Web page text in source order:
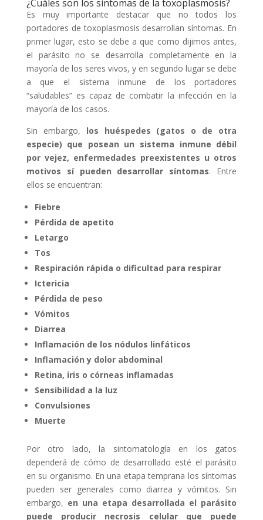
¿Cuáles son los síntomas de la toxoplasmosis?
Es muy importante destacar que no todos los
portadores de toxoplasmosis desarrollan síntomas. En
primer lugar, esto se debe a que como dijimos antes,
el parásito no se desarrolla completamente en la
mayoría de los seres vivos, y en segundo lugar se debe
a que el sistema inmune de los portadores
“saludables” es capaz de combatir la infección en la
mayoría de los casos.
Sin embargo, los huéspedes (gatos o de otra
especie) que posean un sistema inmune débil
por vejez, enfermedades preexistentes u otros
motivos sí pueden desarrollar síntomas. Entre
ellos se encuentran:
Fiebre
Pérdida de apetito
Letargo
Tos
Respiración rápida o dificultad para respirar
Ictericia
Pérdida de peso
Vómitos
Diarrea
Inflamación de los nódulos linfáticos
Inflamación y dolor abdominal
Retina, iris o córneas inflamadas
Sensibilidad a la luz
Convulsiones
Muerte
Por otro lado, la sintomatología en los gatos
dependerá de cómo de desarrollado esté el parásito
en su organismo. En una etapa temprana los síntomas
pueden ser generales como diarrea y vómitos. Sin
embargo, en una etapa desarrollada el parásito
puede producir necrosis celular que puede